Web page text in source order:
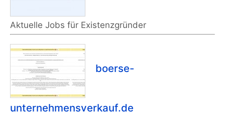
Aktuelle Jobs für Existenzgründer
boerse-
unternehmensverkauf.de